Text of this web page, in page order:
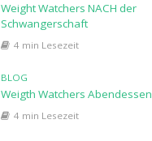
Weight Watchers NACH der
Schwangerschaft
4 min Lesezeit
BLOG
Weigth Watchers Abendessen
4 min Lesezeit